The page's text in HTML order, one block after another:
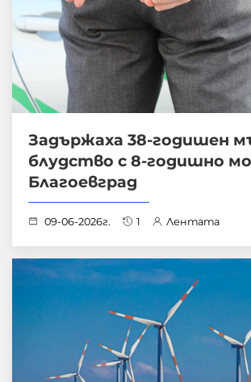
Задържаха 38-годишен
блудство с 8-годишно
Благоевград
09-06-2026г. 1 Лентата